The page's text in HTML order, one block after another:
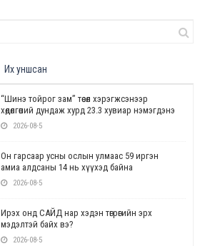
Их уншсан
“Шинэ тойрог зам” төсөл хэрэгжсэнээр
хөдөлгөөний дундаж хурд 23.3 хувиар нэмэгдэнэ
2026-08-5
Он гарсаар усны ослын улмаас 59 иргэн
амиа алдсаны 14 нь хүүхэд байна
2026-08-5
Ирэх онд САЙД нар хэдэн төгрөгийн эрх
мэдэлтэй байх вэ?
2026-08-5